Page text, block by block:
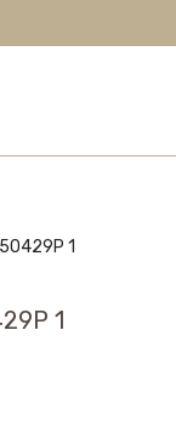
1
1